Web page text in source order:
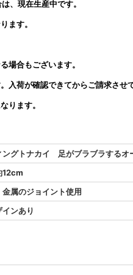
、現在生産中です。
ます。
場合もございます。
入荷が確認できてからご請求させ
ります。
ングトナカイ 足がブラブラするオ
12cm
属のジョイント使用
ンあり